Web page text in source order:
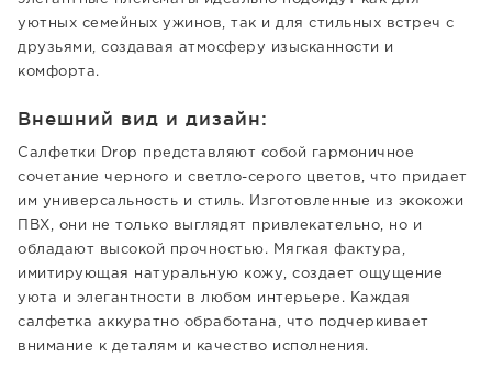
уютных семейных ужинов, так и для стильных встреч с
друзьями, создавая атмосферу изысканности и
комфорта.
Внешний вид и дизайн:
Салфетки Drop представляют собой гармоничное
сочетание черного и светло-серого цветов, что придает
им универсальность и стиль. Изготовленные из экокожи
ПВХ, они не только выглядят привлекательно, но и
обладают высокой прочностью. Мягкая фактура,
имитирующая натуральную кожу, создает ощущение
уюта и элегантности в любом интерьере. Каждая
салфетка аккуратно обработана, что подчеркивает
внимание к деталям и качество исполнения.